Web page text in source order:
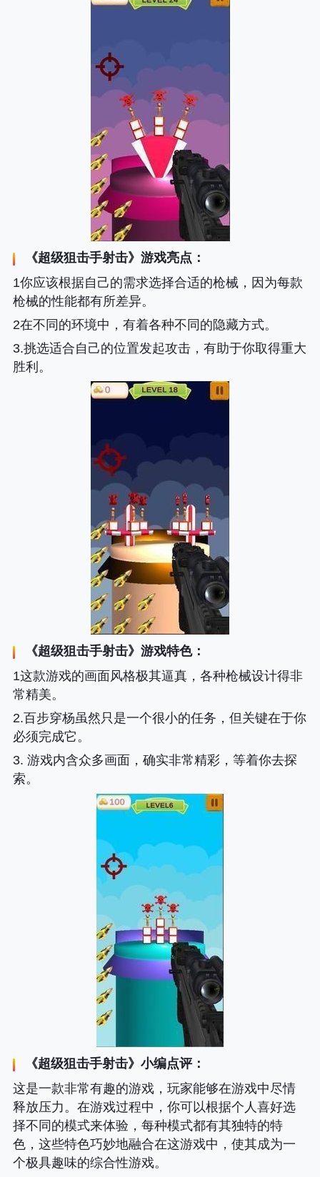
《超级狙击手射击》游戏亮点：
1你应该根据自己的需求选择合适的枪械，因为每款
枪械的性能都有所差异。
2在不同的环境中，有着各种不同的隐藏方式。
3.挑选适合自己的位置发起攻击，有助于你取得重大
胜利。
《超级狙击手射击》游戏特色：
1这款游戏的画面风格极其逼真，各种枪械设计得非
常精美。
2.百步穿杨虽然只是一个很小的任务，但关键在于你
必须完成它。
3. 游戏内含众多画面，确实非常精彩，等着你去探
索。
《超级狙击手射击》小编点评：
这是一款非常有趣的游戏，玩家能够在游戏中尽情
释放压力。在游戏过程中，你可以根据个人喜好选
择不同的模式来体验，每种模式都有其独特的特
色，这些特色巧妙地融合在这游戏中，使其成为一
个极具趣味的综合性游戏。